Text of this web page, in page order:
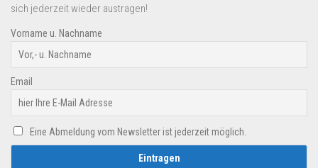
sich jederzeit wieder austragen!
Vorname u. Nachname
Email
Eine Abmeldung vom Newsletter ist jederzeit möglich.